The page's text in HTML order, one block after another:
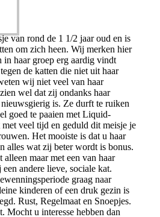
van rond de 1 1/2 jaar oud en is
om zich heen. Wij merken hier
in haar groep erg aardig vindt
de katten die niet uit haar
wij niet veel van haar
wel dat zij ondanks haar
is. Ze durft te ruiken
goed te paaien met Liquid-
veel tijd en geduld dit meisje je
Het mooiste is dat u haar
alles wat zij beter wordt is bonus.
maar met een van haar
andere lieve, sociale kat.
graag naar
kinderen of een druk gezin is
Rust, Regelmaat en Snoepjes.
Mocht u interesse hebben dan